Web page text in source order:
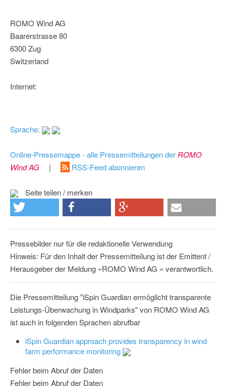
ROMO Wind AG
Baarerstrasse 80
6300 Zug
Switzerland
Internet:
Sprache:
Online-Pressemappe - alle Pressemitteilungen derROMO
Wind AG
| RSS-Feed abonnieren
Seite teilen / merken
Pressebilder nur für die redaktionelle Verwendung
Hinweis: Für den Inhalt der Pressemitteilung ist der Emittent /
Herausgeber der Meldung »ROMO Wind AG « verantwortlich.
Die Pressemitteilung "iSpin Guardian ermöglicht transparente
Leistungs-Überwachung in Windparks" von ROMO Wind AG
ist auch in folgenden Sprachen abrufbar
iSpin Guardian approach provides transparency in wind
farm performance monitoring
Fehler beim Abruf der Daten
Fehler beim Abruf der Daten